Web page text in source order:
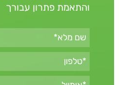
והתאמת פתרון עבורך